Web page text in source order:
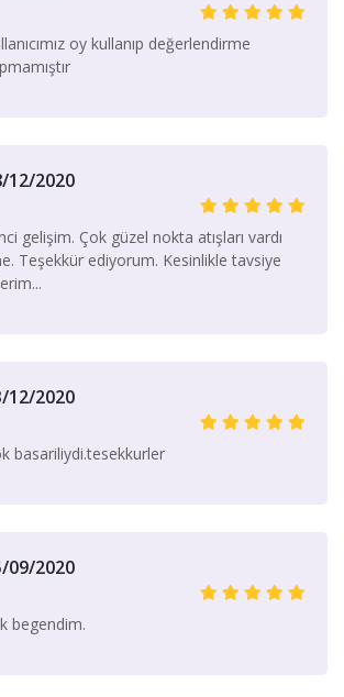
oy kullanıp değerlendirme
12/2020
gelişim. Çok güzel nokta atışları vardı
Teşekkür ediyorum. Kesinlikle tavsiye
12/2020
basariliydi.tesekkurler
09/2020
begendim.